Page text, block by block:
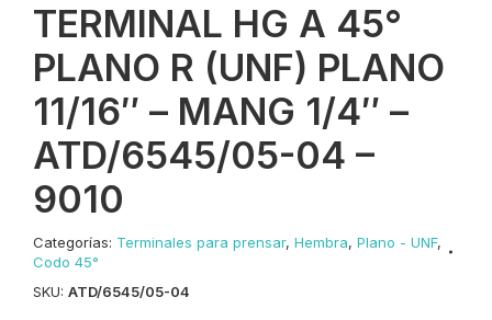
TERMINAL HG A 45°
PLANO R (UNF) PLANO
11/16″ – MANG 1/4″ –
ATD/6545/05-04 –
9010
Categorías: Terminales para prensar, Hembra, Plano - UNF,
Codo 45°
SKU: ATD/6545/05-04